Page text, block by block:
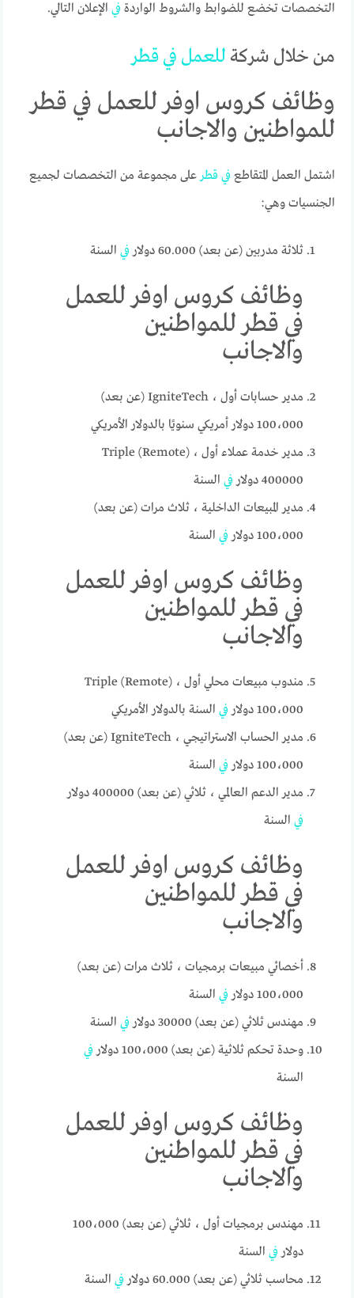
التخصصات تخضع للضوابط والشروط الواردةفي الإعلان التالي.
من خلال شركة للعمل فيقطر
وظائف كروس اوفر للعمل في قطر
للمواطنين والاجانب
اشتمل العمل المتقاطعفي قطر على مجموعة من التخصصات لجميع
الجنسيات وهي:
ثلاثة مدربين (عن بعد) 60.000 دولار في السنة
وظائف كروس اوفر للعمل
في قطر للمواطنين
والاجانب
مدير حسابات أول ، IgniteTech (عن بعد)
100،000 دولار أمريكي سنويًا بالدولار الأمريكي
مدير خدمة عملاء أول ، Triple (Remote)
400000 دولار
في السنة
مدير المبيعات الداخلية ، ثلاث مرات (عن بعد)
100،000 دولار
في السنة
وظائف كروس اوفر للعمل
في قطر للمواطنين
والاجانب
مندوب مبيعات محلي أول ، Triple (Remote)
100،000 دولار
في السنة بالدولار الأمريكي
مدير الحساب الاستراتيجي ، IgniteTech (عن بعد)
100،000 دولار
في السنة
مدير الدعم العالمي ، ثلاثي (عن بعد) 400000 دولار
في السنة
وظائف كروس اوفر للعمل
في قطر للمواطنين
والاجانب
أخصائي مبيعات برمجيات ، ثلاث مرات (عن بعد)
100،000 دولار
في السنة
مهندس ثلاثي (عن بعد) 30000 دولار
في السنة
وحدة تحكم ثلاثية (عن بعد) 100،000 دولار
في
السنة
وظائف كروس اوفر للعمل
في قطر للمواطنين
والاجانب
مهندس برمجيات أول ، ثلاثي (عن بعد) 100،000
دولارفي السنة
محاسب ثلاثي (عن بعد) 60.000 دولار
في السنة